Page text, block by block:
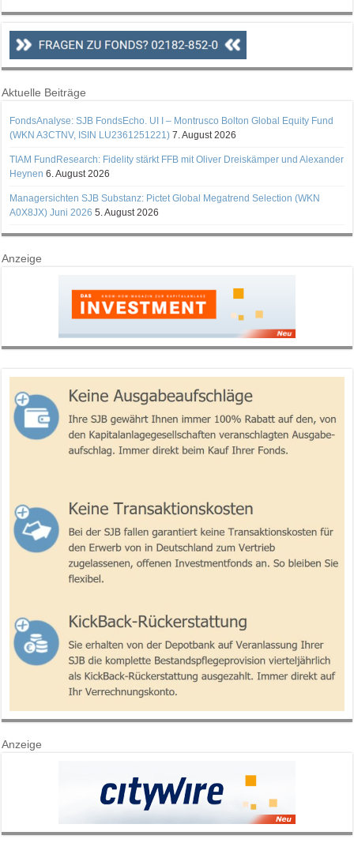
Aktuelle Beiträge
FondsAnalyse: SJB FondsEcho. UI I – Montrusco Bolton Global Equity Fund
(WKN A3CTNV, ISIN LU2361251221) 7. August 2026
TIAM FundResearch: Fidelity stärkt FFB mit Oliver Dreiskämper und Alexander
Heynen 6. August 2026
Managersichten SJB Substanz: Pictet Global Megatrend Selection (WKN
A0X8JX) Juni 2026 5. August 2026
Anzeige
Anzeige